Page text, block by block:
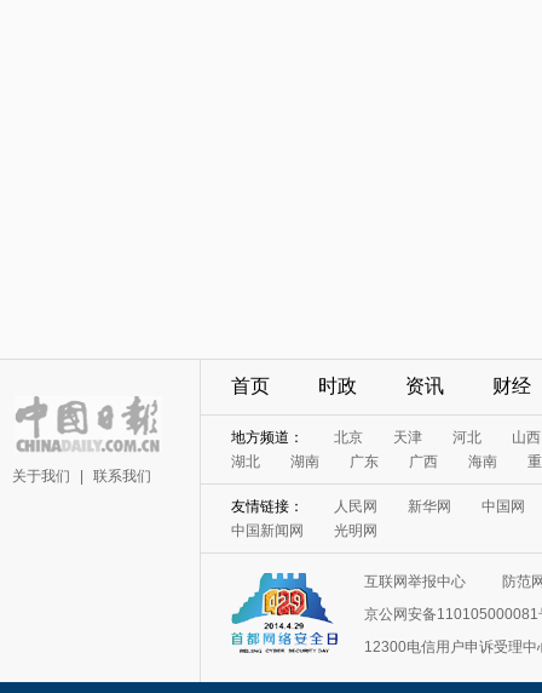
关于我们 联系我们
首页 时政 资讯 财经
地方频道： 北京 天津 河北
山西
湖北
湖南 广东 广西 海南
友情链接： 人民网 新华网
中国网
中国新闻网
光明网
互联网举报中心
防范
京公网安备110105000081
12300电信用户申诉受理中